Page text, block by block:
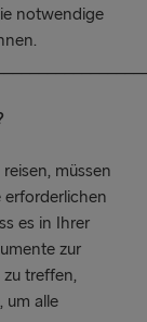
notwendige
müssen
erforderlichen
es in Ihrer
zur
treffen,
um alle